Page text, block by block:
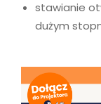
stawianie
dużym